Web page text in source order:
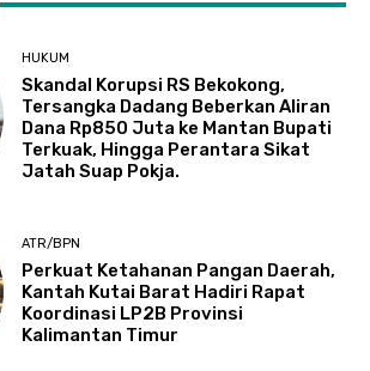
HUKUM
Skandal Korupsi RS Bekokong,
Tersangka Dadang Beberkan Aliran
Dana Rp850 Juta ke Mantan Bupati
Terkuak, Hingga Perantara Sikat
Jatah Suap Pokja.
ATR/BPN
Perkuat Ketahanan Pangan Daerah,
Kantah Kutai Barat Hadiri Rapat
Koordinasi LP2B Provinsi
Kalimantan Timur